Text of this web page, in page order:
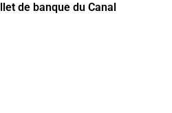
de banque du Canal